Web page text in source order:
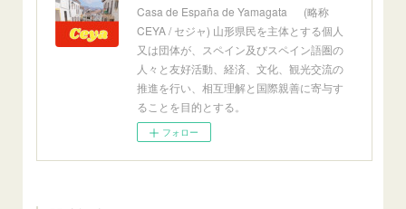
Casa de España de Yamagata (略称
CEYA / セジャ) 山形県民を主体とする個人
又は団体が、スペイン及びスペイン語圏の
人々と友好活動、経済、文化、観光交流の
推進を行い、相互理解と国際親善に寄与す
ることを目的とする。
フォロー